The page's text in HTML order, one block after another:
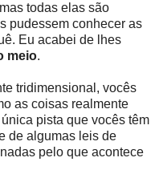
todas elas são
pudessem conhecer as
Eu acabei de lhes
meio.
tridimensional, vocês
as coisas realmente
pista que vocês têm
de algumas leis de
pelo que acontece